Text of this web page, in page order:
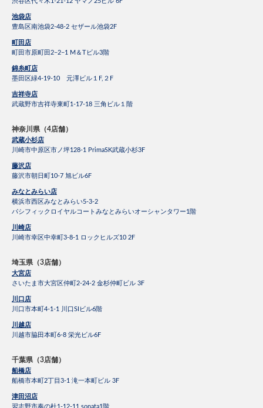
池袋店
豊島区南池袋2-48-2 セザール池袋2F
町田店
町田市原町田2−2−1 M＆Tビル3階
錦糸町店
墨田区緑4-19-10 元澤ビル１F,２F
吉祥寺店
武蔵野市吉祥寺東町1-17-18 三角ビル１階
神奈川県（4店舗）
武蔵小杉店
川崎市中原区市ノ坪128-1 PrimaSK武蔵小杉3F
藤沢店
藤沢市朝日町10-7 旭ビル6F
みなとみらい店
横浜市西区みなとみらい5-3-2
パシフィックロイヤルコートみなとみらいオーシャンタワー1階
川崎店
川崎市幸区中幸町3-8-1 ロックヒルズ10 2F
埼玉県（3店舗）
大宮店
さいたま市大宮区仲町2-24-2 金杉仲町ビル 3F
川口店
川口市本町4-1-1 川口SIビル6階
川越店
川越市脇田本町6-8 栄光ビル6F
千葉県（3店舗）
船橋店
船橋市本町2丁目3-1 滝一本町ビル 3F
津田沼店
習志野市奏の杜1-12-11 sonata1階